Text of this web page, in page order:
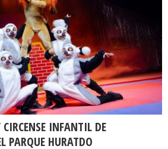
INFANTIL DE
PARQUE HURATDO